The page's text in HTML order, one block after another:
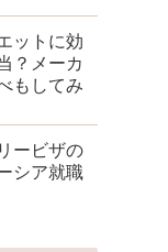
ットに効
？メーカ
もしてみ
ービザの
シア就職